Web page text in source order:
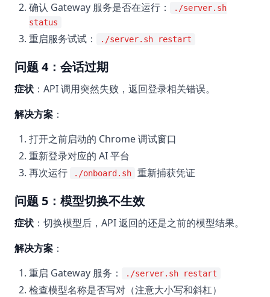
确认 Gateway 服务是否在运行：
./server.sh
status
重启服务试试： ./server.sh restart
问题 4：会话过期
症状 ：API 调用突然失败，返回登录相关错误。
解决方案 ：
打开之前启动的 Chrome 调试窗口
重新登录对应的 AI 平台
再次运行
./onboard.sh 重新捕获凭证
问题 5：模型切换不生效
症状 ：切换模型后，API 返回的还是之前的模型结果。
解决方案 ：
重启 Gateway 服务：
./server.sh restart
检查模型名称是否写对（注意大小写和斜杠）